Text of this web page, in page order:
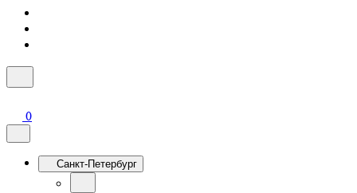
0
Санкт-Петербург